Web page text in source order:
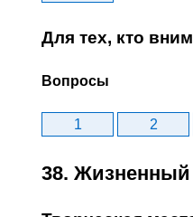
Для тех, кто
Вопросы
1 2
38. Жизненный